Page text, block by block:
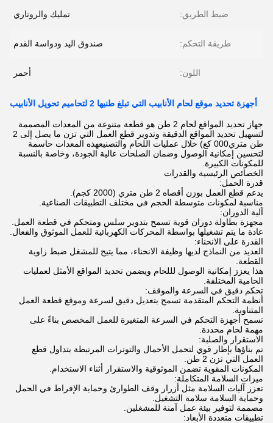
ضبط الطريق: تمليك والروتاري
طريقة التحكم: صندوق اليد ودواسة القدم
اللون: أحمر
أجهزة تحديد موقع لحام الأنابيب التي تبلغ طنيها 2 لتحاميم تحويل الأنابيب
جهاز تحديد المواقع لحام 2 طن هو قطعة متنوعة من المعدات المصممة
لتسهيل تحديد المواقع الدقيقة وتدوير قطع العمل التي تزن ما يصل إلى 2
طن متري000 كغ) خلال عمليات اللحام والتصنيعهذه المعدات حاسمة
لتحسين إمكانية الوصول وضمان الصلحات عالية الجودة، وخاصة بالنسبة
للمكونات الكبيرة.
الخصائص الرئيسية والقدرات
قدرة الحمل:
يدعم قطع العمل بوزن أقصاه 2 طن متري (2000 كجم).
مناسبة لمكونات متوسطة الحجم في مختلف التطبيقات الصناعية.
آلية الدوران:
مجهزة بطاولة دوران قوية تسمح بتدوير سلس ومتحكم في قطعة العمل.
عادة ما يتم تشغيلها بواسطة المحركات الكهربائية للعمل الموثوق والفعال.
القدرة على الانحناء:
العديد من النماذج لديها وظيفة الانحناء، مما يتيح للمشغل ضبط زاوية
القطعة.
هذا يعزز إمكانية الوصول لللحام ويضمن تحديد المواقع الأمثل لعمليات
الحامية المختلفة.
تحكم دقيق في السرعة والموقف:
أنظمة التحكم المتقدمة تسمح بتعديل دقيق لسرعة وموقع قطعة العمل
المتناوبة.
تسمح أجهزة التحكم في السرعة المتغيرة للعمل المخصص بناءً على
مهمة لحام محددة.
الاستقرار والصلبة:
تم بناؤها بإطار قوي لتحمل الأحمال والتوترات المرتبطة بتداول قطع
العمل التي تزن 2 طن.
المكونات المقوية تضمن الموثوقية والاستقرار أثناء الاستخدام.
ميزات السلامة المتكاملة:
تعزز آليات السلامة مثل أزرار وقف الطوارئ وحماية الإفراط في الحمل
وحماية السلامة سلامة التشغيل.
مصممة لتوفير بيئة عمل آمنة للمشغلين.
تطبيقات متعددة الأبعاد: